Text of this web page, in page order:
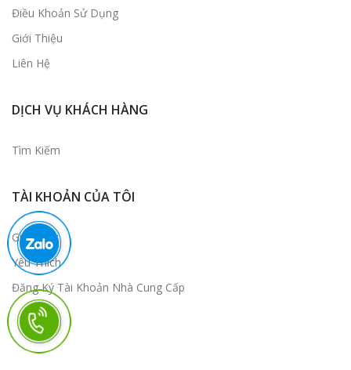
Điều Khoản Sử Dụng
Giới Thiệu
Liên Hệ
DỊCH VỤ KHÁCH HÀNG
Tìm Kiếm
TÀI KHOẢN CỦA TÔI
Giỏ Hàng
Yêu Thích
Đăng Ký Tài Khoản Nhà Cung Cấp